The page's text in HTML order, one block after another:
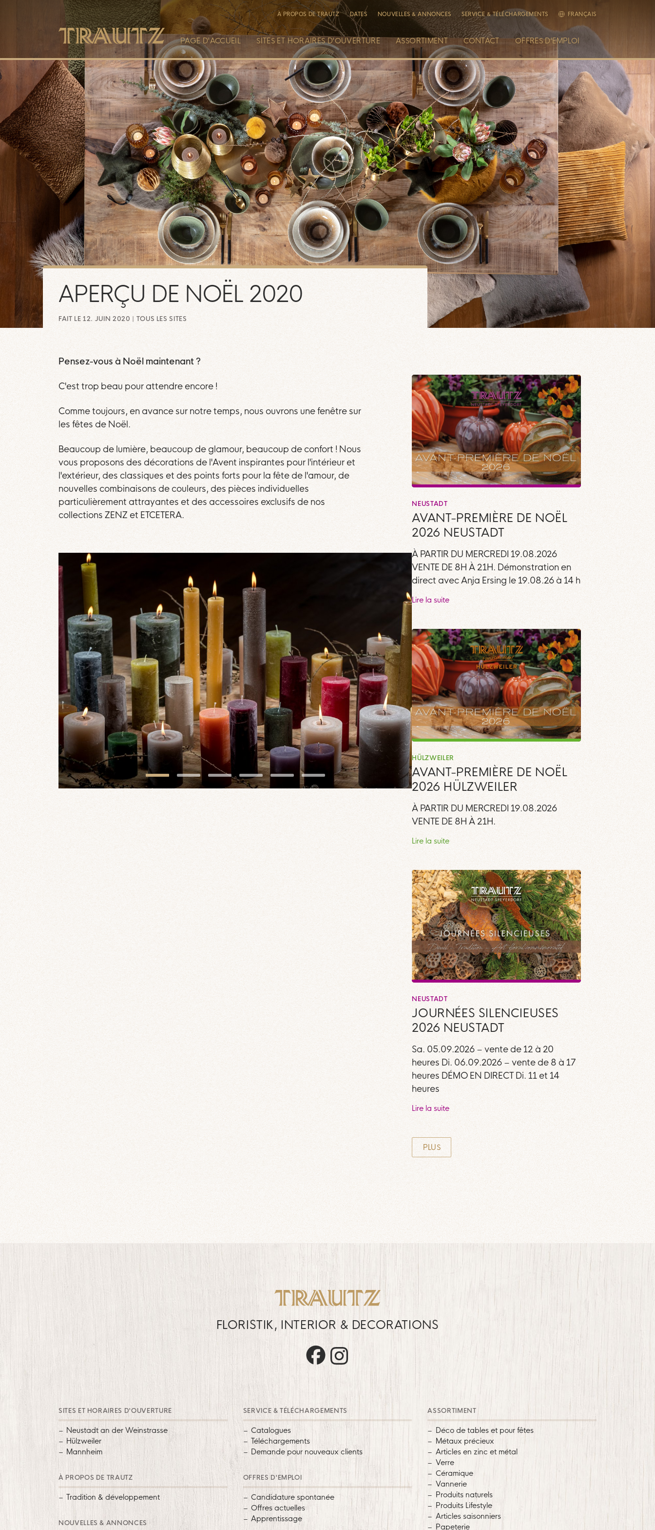
À PROPOS DE TRAUTZ DATES NOUVELLES & ANNONCES SERVICE & TÉLÉCHARGEMENTS FRANÇAIS
PAGE D'ACCUEIL SITES ET HORAIRES D'OUVERTURE ASSORTIMENT CONTACT OFFRES D'EMPLOI
APERÇU DE NOËL 2020
FAIT LE 12. JUIN 2020 | TOUS LES SITES
Pensez-vous à Noël maintenant ?
C'est trop beau pour attendre encore !
Comme toujours, en avance sur notre temps, nous ouvrons une fenêtre sur
les fêtes de Noël.
Beaucoup de lumière, beaucoup de glamour, beaucoup de confort ! Nous
vous proposons des décorations de l'Avent inspirantes pour l'intérieur et
l'extérieur, des classiques et des points forts pour la fête de l'amour, de
nouvelles combinaisons de couleurs, des pièces individuelles
particulièrement attrayantes et des accessoires exclusifs de nos
collections ZENZ et ETCETERA.
NEUSTADT
AVANT-PREMIÈRE DE NOËL
2026 NEUSTADT
À PARTIR DU MERCREDI 19.08.2026
VENTE DE 8H À 21H. Démonstration en
direct avec Anja Ersing le 19.08.26 à 14 h
Lire la suite
HÜLZWEILER
AVANT-PREMIÈRE DE NOËL
2026 HÜLZWEILER
À PARTIR DU MERCREDI 19.08.2026
VENTE DE 8H À 21H.
Lire la suite
NEUSTADT
JOURNÉES SILENCIEUSES
2026 NEUSTADT
Sa. 05.09.2026 – vente de 12 à 20
heures Di. 06.09.2026 – vente de 8 à 17
heures DÉMO EN DIRECT Di. 11 et 14
heures
Lire la suite
PLUS
FLORISTIK, INTERIOR & DECORATIONS
Trautz auf Facebook
SITES ET HORAIRES D'OUVERTURE
Neustadt an der Weinstrasse
Hülzweiler
Mannheim
À PROPOS DE TRAUTZ
Tradition & développement
NOUVELLES & ANNONCES
SERVICE & TÉLÉCHARGEMENTS
Catalogues
Téléchargements
Demande pour nouveaux clients
OFFRES D'EMPLOI
Candidature spontanée
Offres actuelles
Apprentissage
ASSORTIMENT
Déco de tables et pour fêtes
Métaux précieux
Articles en zinc et métal
Verre
Céramique
Vannerie
Produits naturels
Produits Lifestyle
Articles saisonniers
Papeterie